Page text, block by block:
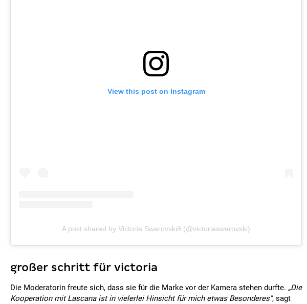
View this post on Instagram
A post shared by Victoria Swarovskið (@victoriaswarovski)
großer schritt für victoria
Die Moderatorin freute sich, dass sie für die Marke vor der Kamera stehen durfte. „Die
Kooperation mit Lascana ist in vielerlei Hinsicht für mich etwas Besonderes", sagt